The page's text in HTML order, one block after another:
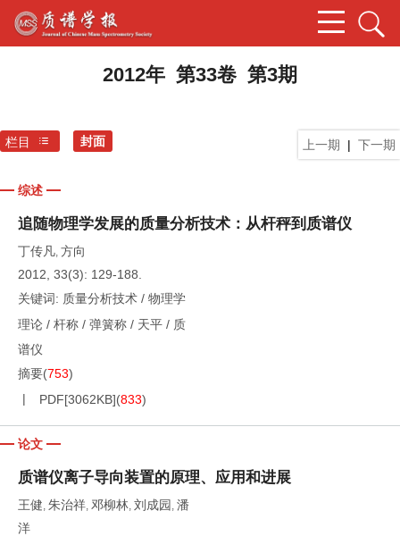
2012年 第33卷 第3期
上一期 | 下一期
栏目 封面
综述
追随物理学发展的质量分析技术：从杆秤到质谱仪
丁传凡, 方向
2012, 33(3): 129-188.
关键词: 质量分析技术 / 物理学
理论 / 杆称 / 弹簧称 / 天平 / 质
谱仪
摘要(753)
PDF[3062KB](833)
论文
质谱仪离子导向装置的原理、应用和进展
王健, 朱治祥, 邓柳林, 刘成园 , 潘
洋